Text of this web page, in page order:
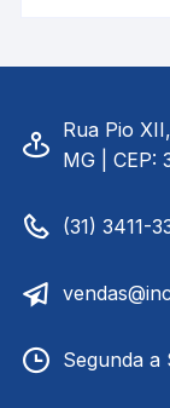
Rua Pio
MG | CEP:
(31) 3411-
Segunda a